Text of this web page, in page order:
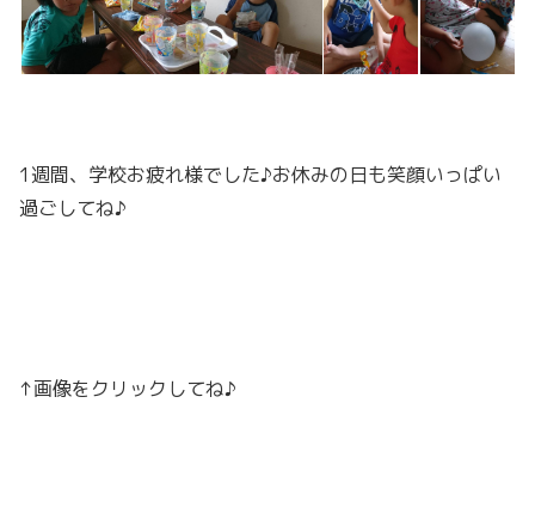
1週間、学校お疲れ様でした♪お休みの日も笑顔いっぱい
過ごしてね♪
↑画像をクリックしてね♪